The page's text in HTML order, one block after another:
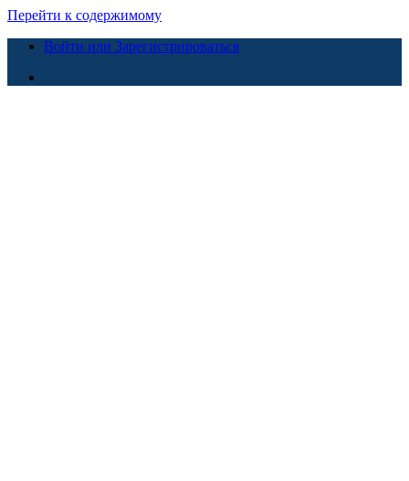
Перейти к содержимому
Войти или Зарегистрироваться